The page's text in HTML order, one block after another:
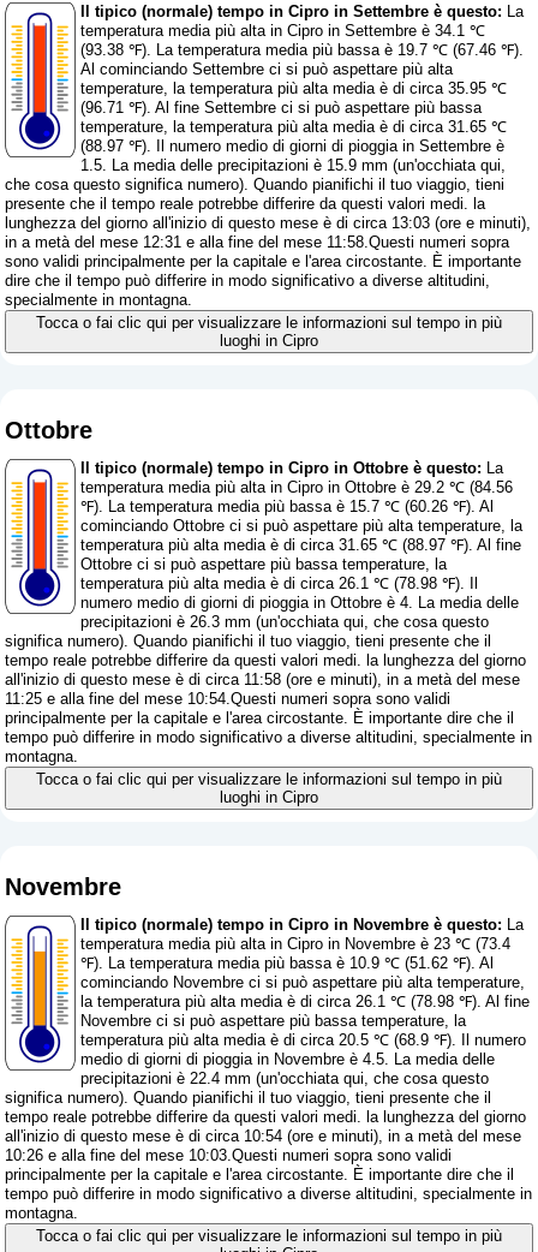
Il tipico (normale) tempo in Cipro in Settembre è questo: La
temperatura media più alta in Cipro in Settembre è 34.1 ℃
(93.38 ℉). La temperatura media più bassa è 19.7 ℃ (67.46 ℉).
Al cominciando Settembre ci si può aspettare più alta
temperature, la temperatura più alta media è di circa 35.95 ℃
(96.71 ℉). Al fine Settembre ci si può aspettare più bassa
temperature, la temperatura più alta media è di circa 31.65 ℃
(88.97 ℉). Il numero medio di giorni di pioggia in Settembre è
1.5. La media delle precipitazioni è 15.9 mm (un'occhiata qui,
che cosa questo significa numero). Quando pianifichi il tuo viaggio, tieni
presente che il tempo reale potrebbe differire da questi valori medi. la
lunghezza del giorno all'inizio di questo mese è di circa 13:03 (ore e minuti),
in a metà del mese 12:31 e alla fine del mese 11:58.Questi numeri sopra
sono validi principalmente per la capitale e l'area circostante. È importante
dire che il tempo può differire in modo significativo a diverse altitudini,
specialmente in montagna.
Tocca o fai clic qui per visualizzare le informazioni sul tempo in più
luoghi in Cipro
Ottobre
Il tipico (normale) tempo in Cipro in Ottobre è questo: La
temperatura media più alta in Cipro in Ottobre è 29.2 ℃ (84.56
℉). La temperatura media più bassa è 15.7 ℃ (60.26 ℉). Al
cominciando Ottobre ci si può aspettare più alta temperature, la
temperatura più alta media è di circa 31.65 ℃ (88.97 ℉). Al fine
Ottobre ci si può aspettare più bassa temperature, la
temperatura più alta media è di circa 26.1 ℃ (78.98 ℉). Il
numero medio di giorni di pioggia in Ottobre è 4. La media delle
precipitazioni è 26.3 mm (un'occhiata qui, che cosa questo
significa numero). Quando pianifichi il tuo viaggio, tieni presente che il
tempo reale potrebbe differire da questi valori medi. la lunghezza del giorno
all'inizio di questo mese è di circa 11:58 (ore e minuti), in a metà del mese
11:25 e alla fine del mese 10:54.Questi numeri sopra sono validi
principalmente per la capitale e l'area circostante. È importante dire che il
tempo può differire in modo significativo a diverse altitudini, specialmente in
montagna.
Tocca o fai clic qui per visualizzare le informazioni sul tempo in più
luoghi in Cipro
Novembre
Il tipico (normale) tempo in Cipro in Novembre è questo: La
temperatura media più alta in Cipro in Novembre è 23 ℃ (73.4
℉). La temperatura media più bassa è 10.9 ℃ (51.62 ℉). Al
cominciando Novembre ci si può aspettare più alta temperature,
la temperatura più alta media è di circa 26.1 ℃ (78.98 ℉). Al fine
Novembre ci si può aspettare più bassa temperature, la
temperatura più alta media è di circa 20.5 ℃ (68.9 ℉). Il numero
medio di giorni di pioggia in Novembre è 4.5. La media delle
precipitazioni è 22.4 mm (un'occhiata qui, che cosa questo
significa numero). Quando pianifichi il tuo viaggio, tieni presente che il
tempo reale potrebbe differire da questi valori medi. la lunghezza del giorno
all'inizio di questo mese è di circa 10:54 (ore e minuti), in a metà del mese
10:26 e alla fine del mese 10:03.Questi numeri sopra sono validi
principalmente per la capitale e l'area circostante. È importante dire che il
tempo può differire in modo significativo a diverse altitudini, specialmente in
montagna.
Tocca o fai clic qui per visualizzare le informazioni sul tempo in più